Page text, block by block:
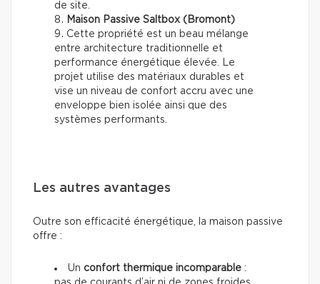
de site.
Maison Passive Saltbox (Bromont)
Cette propriété est un beau mélange
entre architecture traditionnelle et
performance énergétique élevée. Le
projet utilise des matériaux durables et
vise un niveau de confort accru avec une
enveloppe bien isolée ainsi que des
systèmes performants.
Les autres avantages
Outre son efficacité énergétique, la maison passive
offre :
Un confort thermique incomparable :